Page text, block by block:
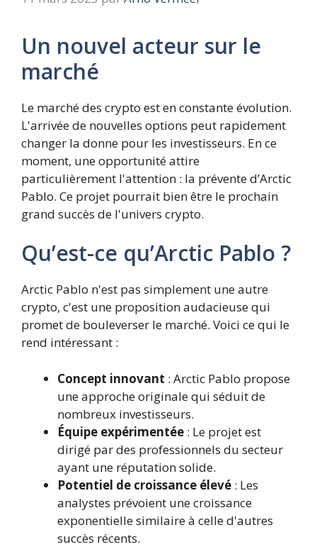
Un nouvel acteur sur le
marché
Le marché des crypto est en constante évolution.
L'arrivée de nouvelles options peut rapidement
changer la donne pour les investisseurs. En ce
moment, une opportunité attire
particulièrement l'attention : la prévente d’Arctic
Pablo. Ce projet pourrait bien être le prochain
grand succès de l'univers crypto.
Qu’est-ce qu’Arctic Pablo ?
Arctic Pablo n'est pas simplement une autre
crypto, c'est une proposition audacieuse qui
promet de bouleverser le marché. Voici ce qui le
rend intéressant :
Concept innovant : Arctic Pablo propose
une approche originale qui séduit de
nombreux investisseurs.
Équipe expérimentée : Le projet est
dirigé par des professionnels du secteur
ayant une réputation solide.
Potentiel de croissance élevé : Les
analystes prévoient une croissance
exponentielle similaire à celle d'autres
succès récents.